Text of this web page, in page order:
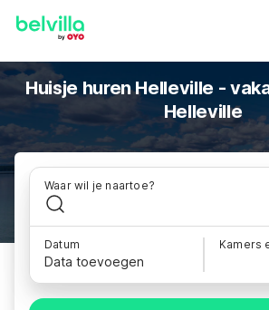
Huisje huren Helleville -
Helleville
Waar wil je naartoe?
Datum
Data toevoegen
Kamers